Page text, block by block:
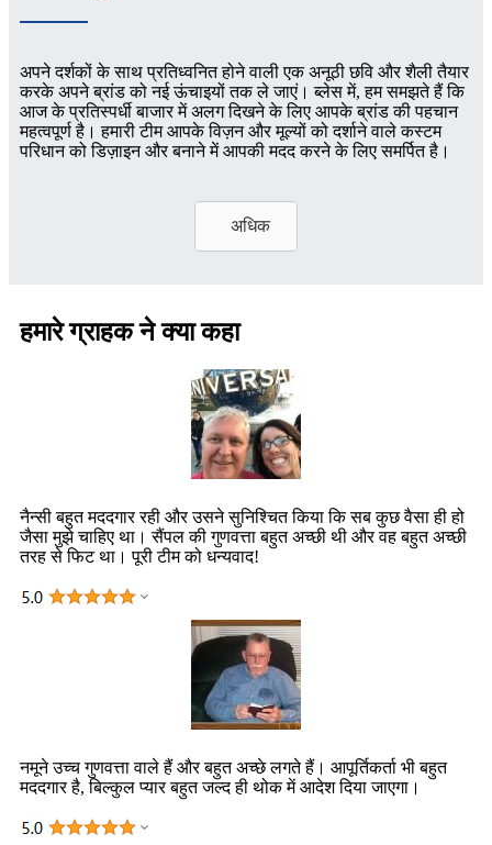
अपने दर्शकों के साथ प्रतिध्वनित होने वाली एक अनूठी छवि और शैली तैयार
करके अपने ब्रांड को नई ऊंचाइयों तक ले जाएं। ब्लेस में, हम समझते हैं कि
आज के प्रतिस्पर्धी बाजार में अलग दिखने के लिए आपके ब्रांड की पहचान
महत्वपूर्ण है। हमारी टीम आपके विज़न और मूल्यों को दर्शाने वाले कस्टम
परिधान को डिज़ाइन और बनाने में आपकी मदद करने के लिए समर्पित है।
अधिक
हमारे ग्राहक ने क्या कहा
नैन्सी बहुत मददगार रही और उसने सुनिश्चित किया कि सब कुछ वैसा ही हो
जैसा मुझे चाहिए था। सैंपल की गुणवत्ता बहुत अच्छी थी और वह बहुत अच्छी
तरह से फिट था। पूरी टीम को धन्यवाद!
नमूने उच्च गुणवत्ता वाले हैं और बहुत अच्छे लगते हैं। आपूर्तिकर्ता भी बहुत
मददगार है, बिल्कुल प्यार बहुत जल्द ही थोक में आदेश दिया जाएगा।